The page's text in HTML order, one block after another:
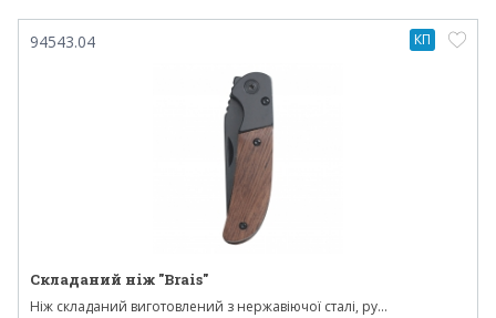
94543.04
Складаний ніж "Brais"
Ніж складаний виготовлений з нержавіючої сталі, ру...
КП